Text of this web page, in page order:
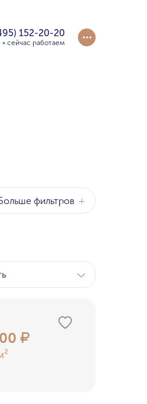
152-20-20
сейчас работаем
фильтров +
₽